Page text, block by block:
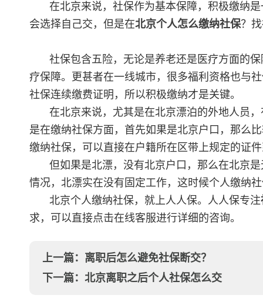
在北京来说，社保作为基本保障，积极缴纳
会选择自己交，但是在北京个人怎么缴纳社保？
社保包含五险，无论是养老还是医疗方面的
疗保障。更甚者在一线城市，很多福利资格也与
社保连续缴费证明，所以积极缴纳才是关键。
在北京来说，尤其是在北京漂泊的外地人员
是在缴纳社保方面，首先如果是北京户口，那么
缴纳社保，可以直接在户籍所在区带上规定的证
但如果是北漂，没有北京户口，那么在北京
情况，北漂实在没有固定工作，这时候个人缴纳
北京个人缴纳社保，就上人人保。人人保专注
求，可以直接点击在线客服进行详细的咨询。
上一篇： 离职后怎么避免社保断交？
下一篇： 北京离职之后个人社保怎么交